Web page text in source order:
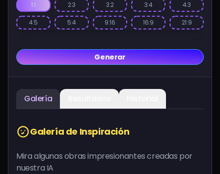
1:1 2:3 3:2 3:4 4:3
4:5 5:4 9:16 16:9 21:9
Generar
Galería
Galería de Inspiración
Mira algunas obras impresionantes creadas por
nuestra IA